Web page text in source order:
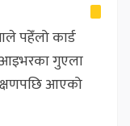
पहेँलो कार्ड
गुएला
आएको